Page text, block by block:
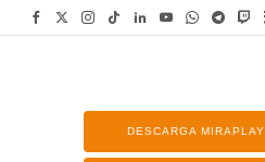
DESCARGA MIRAPLAY